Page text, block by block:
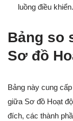
luồng điều khiển.
Bảng so
Sơ đồ
Bảng này cung
giữa Sơ đồ Hoạt
đích, các thành